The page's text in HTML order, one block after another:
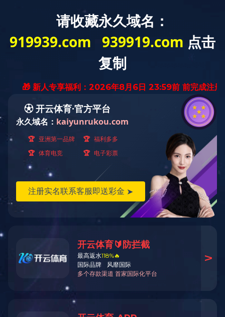
热门关键词： 星空网页版官网_星空(中国) 工业标签
日化标签 食品标签 轮胎标签 药品标签
生产设备
琳得科印刷机